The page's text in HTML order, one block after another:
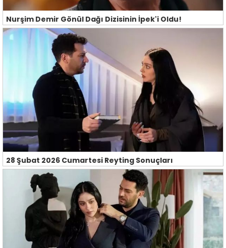
Nurşim Demir Gönül Dağı Dizisinin İpek'i Oldu!
28 Şubat 2026 Cumartesi Reyting Sonuçları